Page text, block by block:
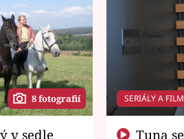
8 fotografií SERIÁLY A